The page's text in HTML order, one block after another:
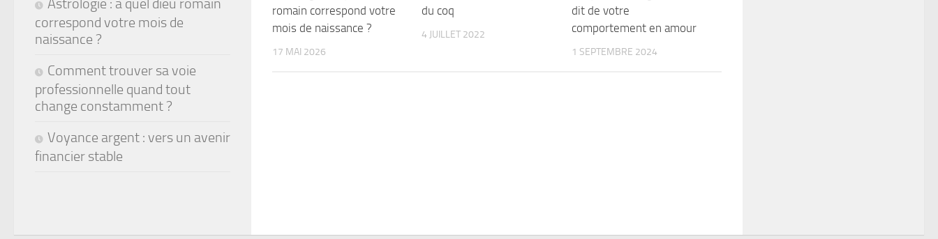
romain correspond votre
mois de naissance ?
17 MAI 2026
du coq
4 JUILLET 2022
dit de votre
comportement en amour
1 SEPTEMBRE 2024
Astrologie : à quel dieu romain
correspond votre mois de
naissance ?
Comment trouver sa voie
professionnelle quand tout
change constamment ?
Voyance argent : vers un avenir
financier stable